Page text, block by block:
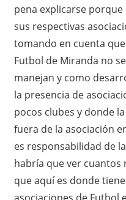
pena explicarse
sus respectivas
tomando en cuenta
Futbol de Miranda no
manejan y como
la presencia de
pocos clubes y donde
fuera de la asociación
es responsabilidad de
habría que ver cuantos
que aquí es donde